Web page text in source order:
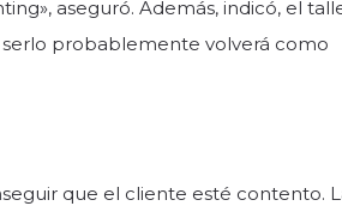
aseguró. Además, indicó, el
serlo probablemente volverá como
que el cliente esté contento.